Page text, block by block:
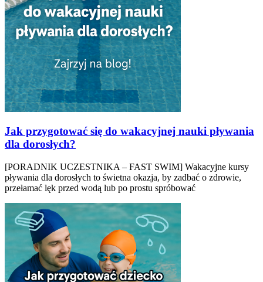
Jak przygotować się do wakacyjnej nauki pływania
dla dorosłych?
[PORADNIK UCZESTNIKA – FAST SWIM] Wakacyjne kursy
pływania dla dorosłych to świetna okazja, by zadbać o zdrowie,
przełamać lęk przed wodą lub po prostu spróbować